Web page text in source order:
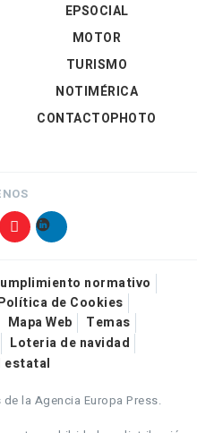
EPSOCIAL
MOTOR
TURISMO
NOTIMÉRICA
CONTACTOPHOTO
normativo
de Cookies
Mapa Web
Temas
Loteria de navidad
estatal
la Agencia Europa Press.